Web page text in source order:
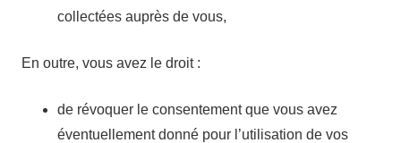
collectées auprès de vous,
En outre, vous avez le droit :
de révoquer le consentement que vous avez
éventuellement donné pour l’utilisation de vos